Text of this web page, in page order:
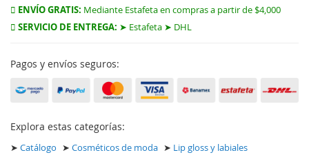
ENVÍO GRATIS: Mediante Estafeta en compras a partir de $4,000
SERVICIO DE ENTREGA: ➤ Estafeta ➤ DHL
Pagos y envíos seguros:
Explora estas categorías:
➤ Catálogo ➤ Cosméticos de moda ➤ Lip gloss y labiales